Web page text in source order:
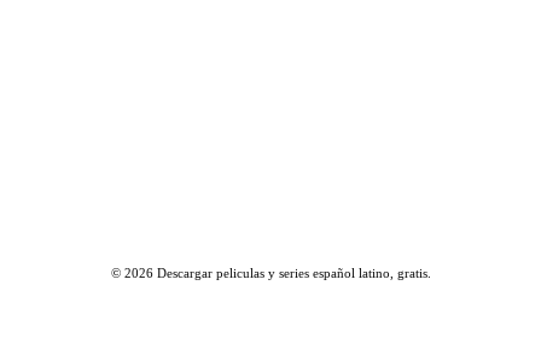
© 2026 Descargar peliculas y series español latino, gratis.